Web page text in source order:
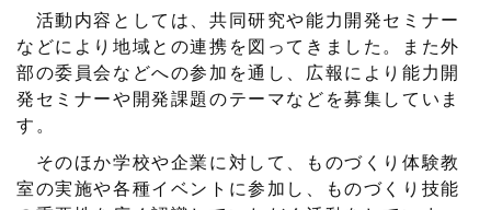
活動内容としては、共同研究や能力開発セミナー
などにより地域との連携を図ってきました。また外
部の委員会などへの参加を通し、広報により能力開
発セミナーや開発課題のテーマなどを募集していま
す。
そのほか学校や企業に対して、ものづくり体験教
室の実施や各種イベントに参加し、ものづくり技能